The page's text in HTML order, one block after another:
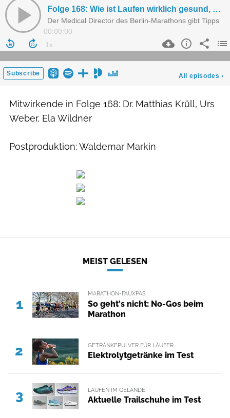
Mitwirkende in Folge 168: Dr. Matthias Krüll, Urs
Weber, Ela Wildner
Postproduktion: Waldemar Markin
MEIST GELESEN
1
MARATHON-FAUXPAS
So geht's nicht: No-Gos beim
Marathon
2 GETRÄNKEPULVER FÜR LÄUFER
Elektrolytgetränke im Test
3 LAUFEN IM GELÄNDE
Aktuelle Trailschuhe im Test